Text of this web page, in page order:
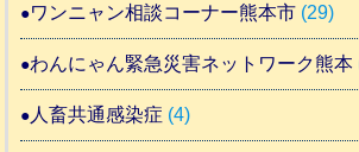
ワンニャン相談コーナー熊本市 (29)
わんにゃん緊急災害ネットワーク熊本
人畜共通感染症 (4)